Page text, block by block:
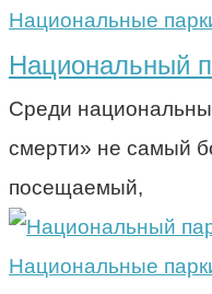
Национальные
Национальный
Среди
смерти» не самый
посещаемый,
Национальные